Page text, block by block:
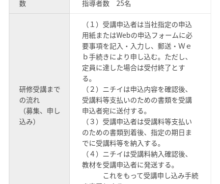
数
指導者数 25名
研修受講まで
の流れ
（募集、申し
込み）
（１）受講申込者は当社指定の申込
用紙またはWebの申込フォームに必
要事項を記入・入力し、郵送・Ｗｅ
ｂ手続きにより申し込む。ただし、
定員に達した場合は受付終了とす
る。
（２）ニチイは申込内容を確認後、
受講料等支払いのための書類を受講
申込者宛に送付する。
（３）受講申込者は受講料等支払い
のための書類到着後、指定の期日ま
でに受講料等を納入する。
（４）ニチイは受講料納入確認後、
教材を受講申込者に発送する。
これをもって受講申し込み手続